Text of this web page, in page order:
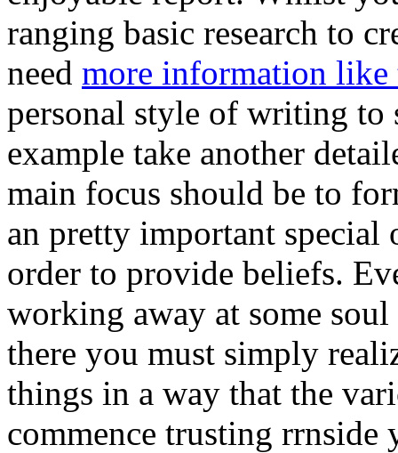
ranging basic research to
need more information like
personal style of writing to
example take another
main focus should be to
an pretty important special
order to provide beliefs.
working away at some
there you must simply
things in a way that the
commence trusting rrnside